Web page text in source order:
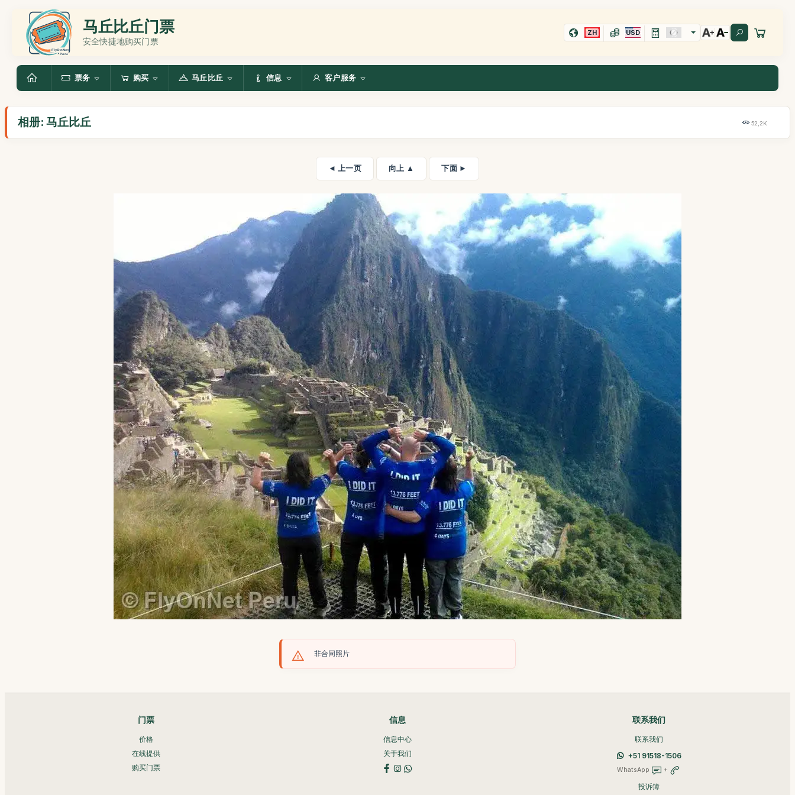
马丘比丘门票
安全快捷地购买门票
ZH USD
票务 购买 马丘比丘 信息 客户服务
相册: 马丘比丘 52,2K
◄ 上一页 向上 ▲ 下面 ►
非合同照片
门票
价格
在线提供
购买门票
信息
信息中心
关于我们
联系我们
联系我们
+51 91518-1506
WhatsApp +
投诉簿